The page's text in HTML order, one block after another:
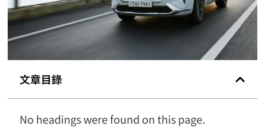
文章目錄
No headings were found on this page.